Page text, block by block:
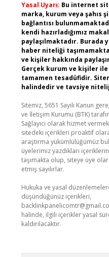
Yasal Uyarı: Bu internet
marka, kurum veya şahıs
bağlantısı
kendi hazırladığımız
paylaşılmaktadır. Burada
haber niteliği
ve kişiler hakkında
Gerçek kurum ve kişiler
tamamen tesadüfidir.
halindedir ve tavsiye
Sitemiz, 5651 Sayılı Kanun
ve İletişim Kurumu (BTK)
Sağlayıcı olarak hizmet
sitedeki içerikleri proaktif
araştırma yükümlülüğümüz
üyelerimiz yazdıkları
taşımakta olup, siteye üye
etmiş sayılırlar.
Hukuka ve yasal
düşündüğünüz içerikleri,
halinde, ilgili içerikler yasal
kaldırılacaktır.